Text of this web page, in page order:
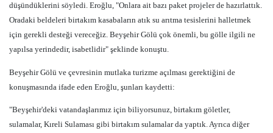
düşündüklerini söyledi. Eroğlu, "Onlara ait bazı paket projeler de hazırlattık.
Oradaki beldeleri birtakım kasabaların atık su arıtma tesislerini halletmek
için gerekli desteği vereceğiz. Beyşehir Gölü çok önemli, bu gölle ilgili ne
yapılsa yerindedir, isabetlidir" şeklinde konuştu.
Beyşehir Gölü ve çevresinin mutlaka turizme açılması gerektiğini de
konuşmasında ifade eden Eroğlu, şunları kaydetti:
"Beyşehir'deki vatandaşlarımız için biliyorsunuz, birtakım göletler,
sulamalar, Kıreli Sulaması gibi birtakım sulamalar da yaptık. Ayrıca diğer